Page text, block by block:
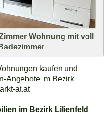
Wohnung mit voll
kaufen und
Angebote im Bezirk
at.at
im Bezirk Lilienfeld